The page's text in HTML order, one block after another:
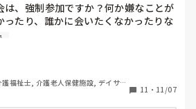
は、強制参加ですか？何か嫌なことが
ったり、誰かに会いたくなかったりな
ありますか？無理に参加しなくてもい
福祉士, 介護老人保健施設, デイサー
11 ・ 11/07